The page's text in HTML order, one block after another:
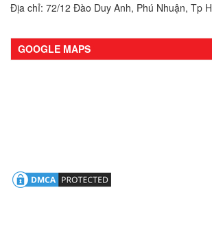
Địa chỉ: 72/12 Đào Duy Anh, Phú Nhuận, Tp
GOOGLE MAPS